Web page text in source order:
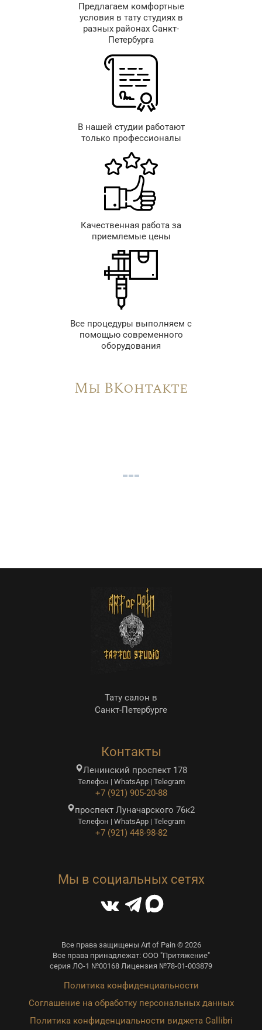
Предлагаем комфортные
условия в тату студиях в
разных районах Санкт-
Петербурга
В нашей студии работают
только профессионалы
Качественная работа за
приемлемые цены
Все процедуры выполняем с
помощью современного
оборудования
Мы ВКонтакте
Тату салон в
Санкт-Петербурге
Контакты
Ленинский проспект 178
Телефон | WhatsApp | Telegram
+7 (921) 905-20-88
проспект Луначарского 76к2
Телефон | WhatsApp | Telegram
+7 (921) 448-98-82
Мы в социальных сетях
Все права защищены Art of Pain © 2026
Все права принадлежат: ООО "Притяжение"
серия ЛО-1 №00168 Лицензия №78-01-003879
Политика конфиденциальности
Соглашение на обработку персональных данных
Политика конфиденциальности виджета Callibri